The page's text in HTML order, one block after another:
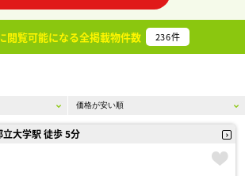
閲覧可能になる全掲載物件数 236件
大学駅 徒歩 5分